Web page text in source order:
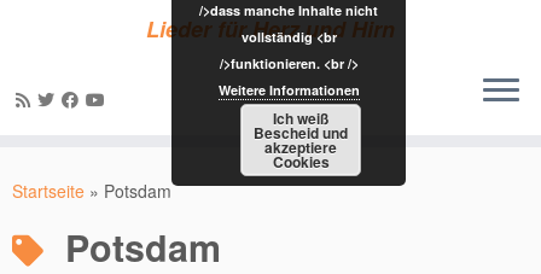
Inhalt
Lieder für Herz und Hirn
Startseite » Potsdam
Potsdam
/>dass manche Inhalte nicht
vollständig <br
/>funktionieren. <br />
Weitere Informationen
Ich weiß
Bescheid und
akzeptiere
Cookies